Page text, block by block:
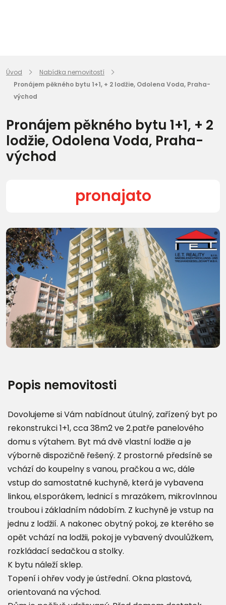
Úvod
Nabídka nemovitostí
Pronájem pěkného bytu 1+1, + 2 lodžie, Odolena Voda, Praha-
východ
Pronájem pěkného bytu 1+1, + 2
lodžie, Odolena Voda, Praha-
východ
pronajato
Další fotografie (22)
Popis nemovitosti
Dovolujeme si Vám nabídnout útulný, zařízený byt po
rekonstrukci 1+1, cca 38m2 ve 2.patře panelového
domu s výtahem. Byt má dvě vlastní lodžie a je
výborně dispozičně řešený. Z prostorné předsíně se
vchází do koupelny s vanou, pračkou a wc, dále
vstup do samostatné kuchyně, která je vybavena
linkou, el.sporákem, lednicí s mrazákem, mikrovlnnou
troubou i základním nádobím. Z kuchyně je vstup na
jednu z lodžií. A nakonec obytný pokoj, ze kterého se
opět vchází na lodžii, pokoj je vybavený dvoulůžkem,
rozkládací sedačkou a stolky.
K bytu náleží sklep.
Topení i ohřev vody je ústřední. Okna plastová,
orientovaná na východ.